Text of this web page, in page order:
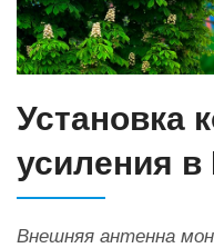
Установка
усиления в
Внешняя антенна